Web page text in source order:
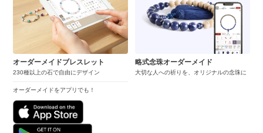
オーダーメイドブレスレット
230種以上の石で自由にデザイン
オーダーメイドをアプリでも！
略式念珠オーダーメイド
大切な人への祈りを、オリジナルの念珠に